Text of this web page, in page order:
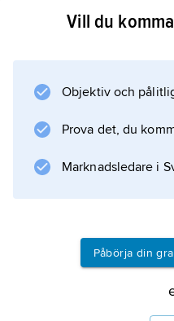
Information
Vill du
Objektiv och
Prova det, du
Marknadsledare i
Påbörja din